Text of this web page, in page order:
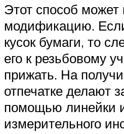
Этот способ
модификацию.
кусок бумаги, то
его к резьбовому
прижать. На
отпечатке делают
помощью линейки
измерительного